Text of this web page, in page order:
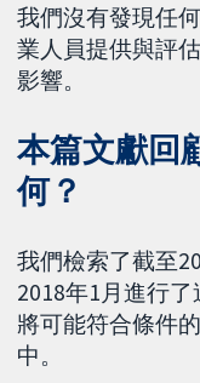
我們沒有發現任
業人員提供與評
影響。
本篇文獻回
何？
我們檢索了截至
2018年1月進行
將可能符合條件
中。